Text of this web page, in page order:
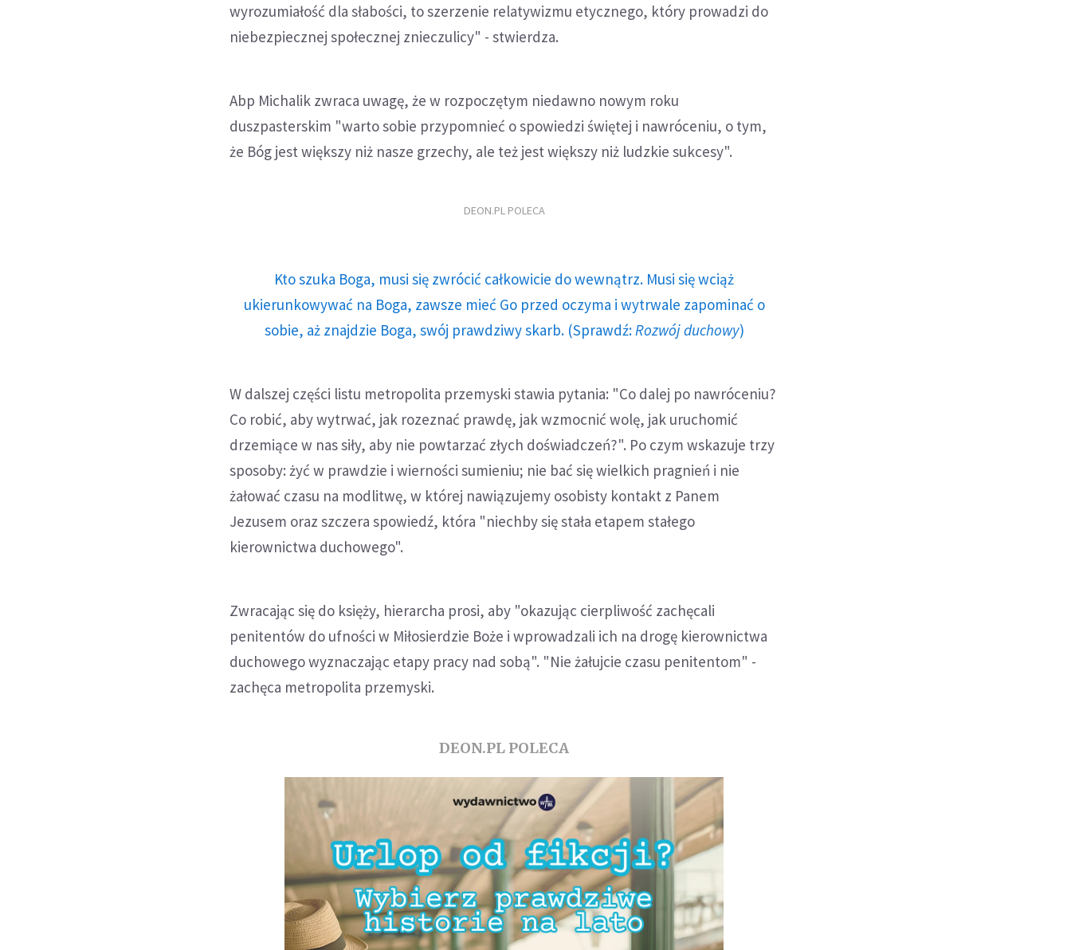
wyrozumiałość dla słabości, to szerzenie relatywizmu etycznego, który prowadzi do
niebezpiecznej społecznej znieczulicy" - stwierdza.
Abp Michalik zwraca uwagę, że w rozpoczętym niedawno nowym roku
duszpasterskim "warto sobie przypomnieć o spowiedzi świętej i nawróceniu, o tym,
że Bóg jest większy niż nasze grzechy, ale też jest większy niż ludzkie sukcesy".
DEON.PL POLECA
Kto szuka Boga, musi się zwrócić całkowicie do wewnątrz. Musi się wciąż
ukierunkowywać na Boga, zawsze mieć Go przed oczyma i wytrwale zapominać o
sobie, aż znajdzie Boga, swój prawdziwy skarb. (Sprawdź: Rozwój duchowy)
W dalszej części listu metropolita przemyski stawia pytania: "Co dalej po nawróceniu?
Co robić, aby wytrwać, jak rozeznać prawdę, jak wzmocnić wolę, jak uruchomić
drzemiące w nas siły, aby nie powtarzać złych doświadczeń?". Po czym wskazuje trzy
sposoby: żyć w prawdzie i wierności sumieniu; nie bać się wielkich pragnień i nie
żałować czasu na modlitwę, w której nawiązujemy osobisty kontakt z Panem
Jezusem oraz szczera spowiedź, która "niechby się stała etapem stałego
kierownictwa duchowego".
Zwracając się do księży, hierarcha prosi, aby "okazując cierpliwość zachęcali
penitentów do ufności w Miłosierdzie Boże i wprowadzali ich na drogę kierownictwa
duchowego wyznaczając etapy pracy nad sobą". "Nie żałujcie czasu penitentom" -
zachęca metropolita przemyski.
DEON.PL POLECA